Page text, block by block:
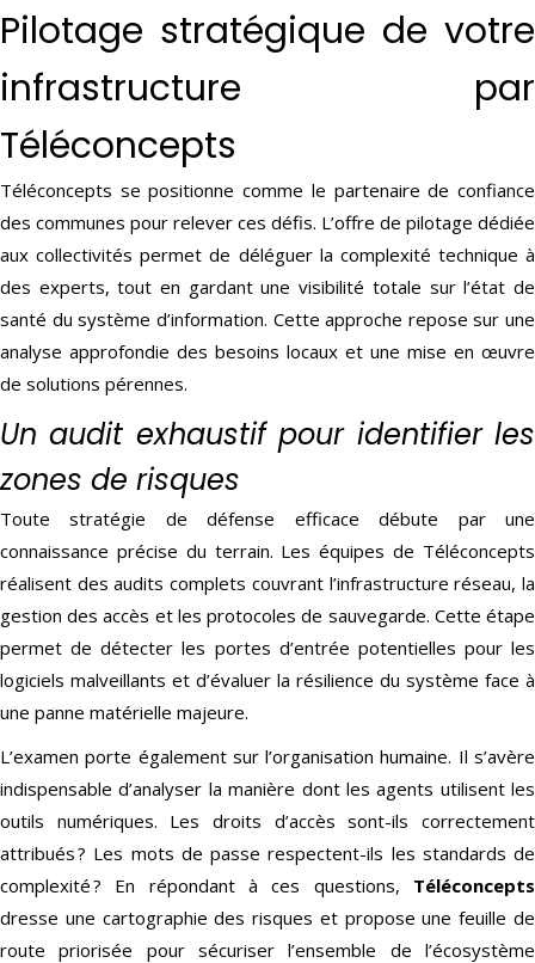
Pilotage stratégique de votre
infrastructure par
Téléconcepts
Téléconcepts se positionne comme le partenaire de confiance
des communes pour relever ces défis. L’offre de pilotage dédiée
aux collectivités permet de déléguer la complexité technique à
des experts, tout en gardant une visibilité totale sur l’état de
santé du système d’information. Cette approche repose sur une
analyse approfondie des besoins locaux et une mise en œuvre
de solutions pérennes.
Un audit exhaustif pour identifier les
zones de risques
Toute stratégie de défense efficace débute par une
connaissance précise du terrain. Les équipes de Téléconcepts
réalisent des audits complets couvrant l’infrastructure réseau, la
gestion des accès et les protocoles de sauvegarde. Cette étape
permet de détecter les portes d’entrée potentielles pour les
logiciels malveillants et d’évaluer la résilience du système face à
une panne matérielle majeure.
L’examen porte également sur l’organisation humaine. Il s’avère
indispensable d’analyser la manière dont les agents utilisent les
outils numériques. Les droits d’accès sont-ils correctement
attribués ? Les mots de passe respectent-ils les standards de
complexité ? En répondant à ces questions, Téléconcepts
dresse une cartographie des risques et propose une feuille de
route priorisée pour sécuriser l’ensemble de l’écosystème